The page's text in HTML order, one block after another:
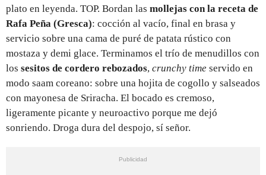
plato en leyenda. TOP. Bordan las mollejas con la receta de
Rafa Peña (Gresca): cocción al vacío, final en brasa y
servicio sobre una cama de puré de patata rústico con
mostaza y demi glace. Terminamos el trío de menudillos con
los sesitos de cordero rebozados, crunchy time servido en
modo saam coreano: sobre una hojita de cogollo y salseados
con mayonesa de Sriracha. El bocado es cremoso,
ligeramente picante y neuroactivo porque me dejó
sonriendo. Droga dura del despojo, sí señor.